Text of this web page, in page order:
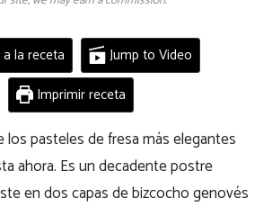
la receta
Jump to Video
Imprimir receta
los pasteles de fresa más elegantes
ahora. Es un decadente postre
en dos capas de bizcocho genovés